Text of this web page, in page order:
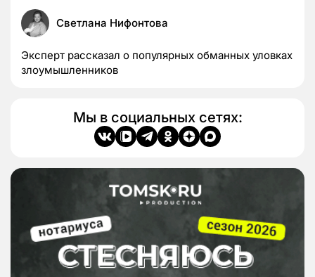
Светлана Нифонтова
Эксперт рассказал о популярных обманных уловках
злоумышленников
Мы в социальных сетях: